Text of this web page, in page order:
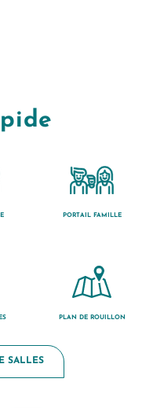
PORTAIL FAMILLE
PLAN DE ROUILLON
SALLES